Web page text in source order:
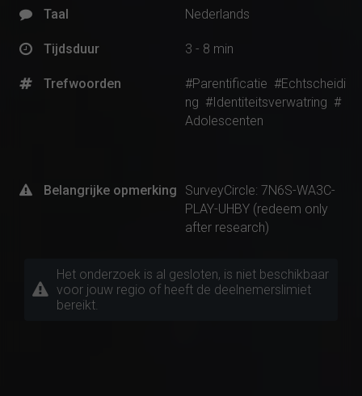
Taal Nederlands
Tijdsduur 3 - 8 min
Trefwoorden #Parentificatie #Echtscheidi
ng #Identiteitsverwatring #
Adolescenten
Belangrijke opmerking
SurveyCircle: 7N6S-WA3C-
PLAY-UHBY (redeem only
after research)
Het onderzoek is al gesloten, is niet beschikbaar
voor jouw regio of heeft de deelnemerslimiet
bereikt.